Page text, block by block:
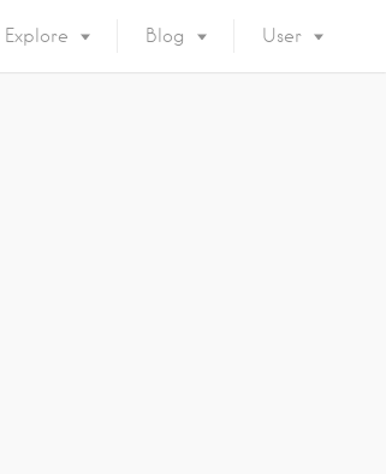
Explore Blog User